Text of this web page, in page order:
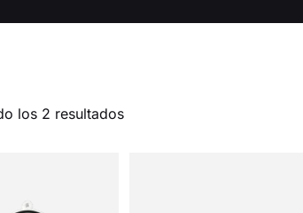
los 2 resultados